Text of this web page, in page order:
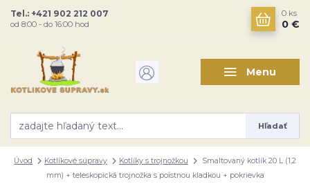
Menu
Hľadať
Tel.: +421 902 212 007
od 8:00 - do 16:00 hod
0 ks
0 €
Úvod Kotlíkové súpravy Kotlíky s trojnožkou
Smaltovaný kotlík 20 L (1,2
mm) + teleskopická trojnožka s poistnou kladkou + pokrievka